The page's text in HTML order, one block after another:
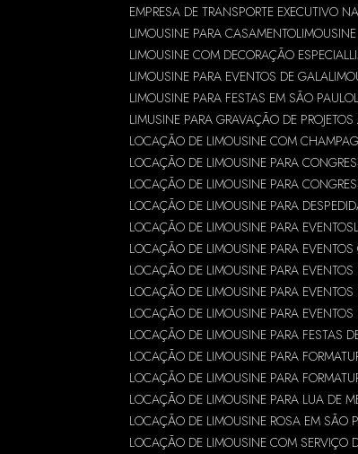
EMPRESA DE TRANSPORTE EXECUTIVO
LIMOUSINE PARA CASAMENTO
LIMOUSINE COM DECORAÇÃO ESPECIAL
LIMOUSINE PARA EVENTOS DE GALA
LIMOUSINE PARA FESTAS EM SÃO PAULO
LIMUSINE PARA GRAVAÇÃO DE
LOCAÇÃO DE LIMOUSINE COM
LOCAÇÃO DE LIMOUSINE PARA
LOCAÇÃO DE LIMOUSINE PARA
LOCAÇÃO DE LIMOUSINE PARA
LOCAÇÃO DE LIMOUSINE PARA EVENTOS
LOCAÇÃO DE LIMOUSINE PARA
LOCAÇÃO DE LIMOUSINE PARA EVENTOS
LOCAÇÃO DE LIMOUSINE PARA
LOCAÇÃO DE LIMOUSINE PARA
LOCAÇÃO DE LIMOUSINE PARA FESTAS
LOCAÇÃO DE LIMOUSINE PARA
LOCAÇÃO DE LIMOUSINE PARA
LOCAÇÃO DE LIMOUSINE PARA LUA DE
LOCAÇÃO DE LIMOUSINE ROSA EM SÃO
LOCAÇÃO DE LIMOUSINE COM SERVIÇO